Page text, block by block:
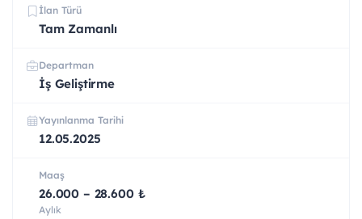
İlan Türü
Tam Zamanlı
Departman
İş Geliştirme
Yayınlanma Tarihi
12.05.2025
Maaş
26.000 – 28.600 ₺
Aylık